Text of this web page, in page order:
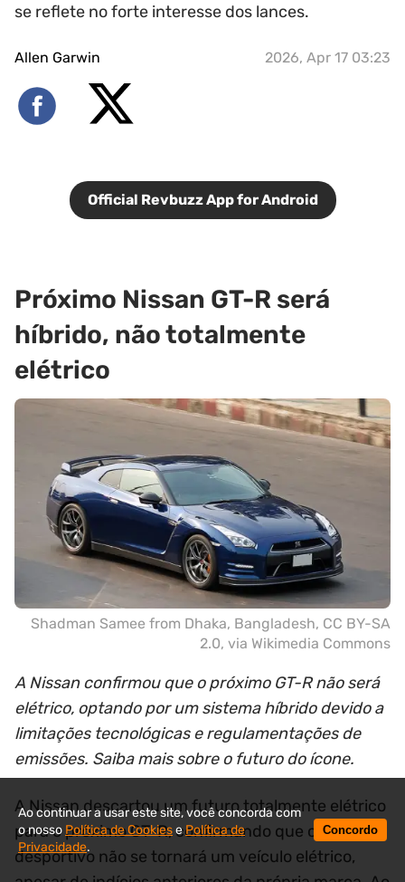
se reflete no forte interesse dos lances.
Allen Garwin 2026, Apr 17 03:23
Official Revbuzz App for Android
Próximo Nissan GT-R será
híbrido, não totalmente
elétrico
Shadman Samee from Dhaka, Bangladesh, CC BY-SA
2.0, via Wikimedia Commons
A Nissan confirmou que o próximo GT-R não será
elétrico, optando por um sistema híbrido devido a
limitações tecnológicas e regulamentações de
emissões. Saiba mais sobre o futuro do ícone.
A Nissan descartou um futuro totalmente elétrico
para o próximo GT-R, confirmando que o icónico
desportivo não se tornará um veículo elétrico,
Ao continuar a usar este site, você concorda com
o nosso Política de CookiesePolítica de
Privacidade.
Concordo